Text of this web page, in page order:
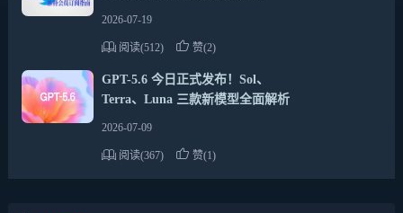
2026-07-19
阅读(512) 赞(2)
GPT-5.6 今日正式发布！Sol、
Terra、Luna 三款新模型全面解析
2026-07-09
阅读(367) 赞(1)